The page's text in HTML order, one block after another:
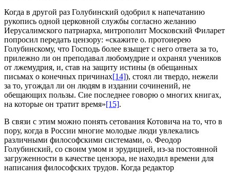
Когда в другой раз Голубинский одобрил к напечатанию
рукопись одной церковной службы согласно желанию
Иерусалимского патриарха, митрополит Московский Филарет
попросил передать цензору: «скажите о. протоиерею
Голубинскому, что Господь более взыщет с него ответа за то,
прилежно ли он преподавал любомудрие и охранял учеников
от лжемудрия, и, став на защиту истины (в обещанных
письмах о конечных причинах[14]), стоял ли твердо, нежели
за то, угождал ли он людям в издании сочинений, не
обещающих пользы. Сие последнее говорю о многих книгах,
на которые он тратит время»[15].
В связи с этим можно понять сетования Котовича на то, что в
пору, когда в России многие молодые люди увлекались
различными философскими системами, о. Феодор
Голубинский, со своим умом и эрудицией, из-за постоянной
загруженности в качестве цензора, не находил времени для
написания философских трудов. Когда редактор